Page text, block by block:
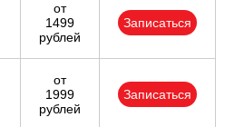
от
1499
рублей
Записаться
от
1999
рублей
Записаться